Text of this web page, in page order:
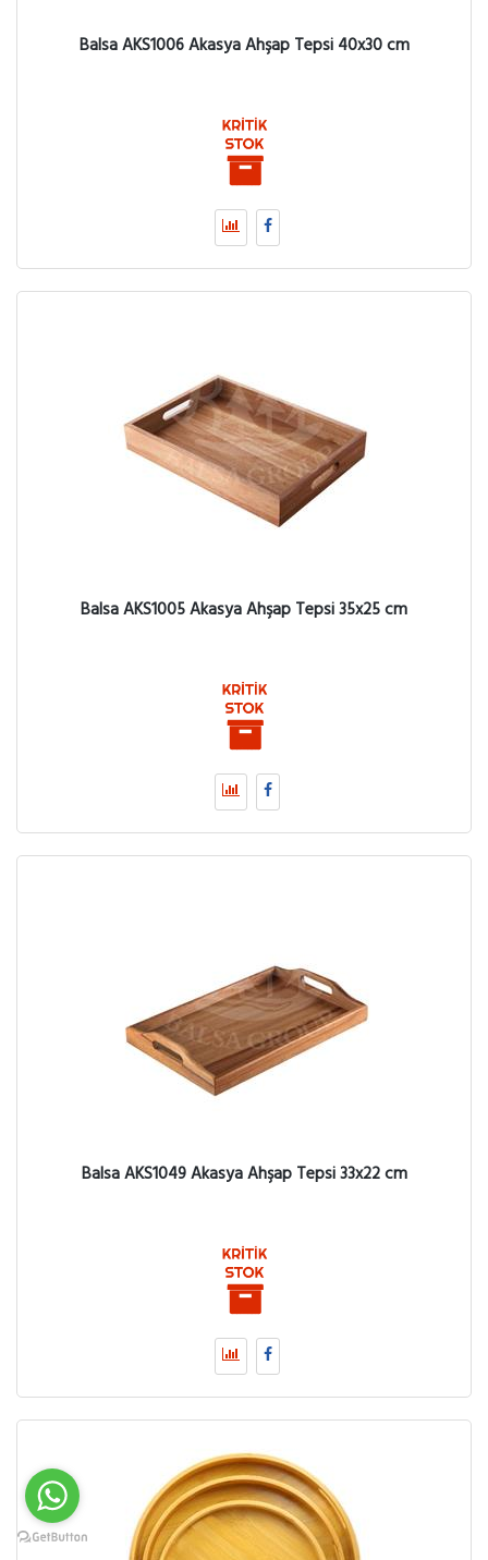
Balsa AKS1006 Akasya Ahşap Tepsi 40x30 cm
Balsa AKS1005 Akasya Ahşap Tepsi 35x25 cm
Balsa AKS1049 Akasya Ahşap Tepsi 33x22 cm